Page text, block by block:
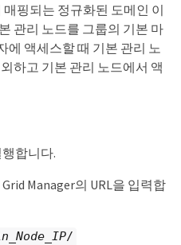
핑되는 정규화된 도메인 이
관리 노드를 그룹의 기본 마
에 액세스할 때 기본 관리 노
하고 기본 관리 노드에서 액
합니다.
Manager의 URL을 입력합
/